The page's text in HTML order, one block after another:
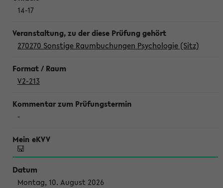
14-17
270270 Sonstige Raumbuchungen Psychologie (Sitz)
V2-213
-
Montag, 10. August 2026